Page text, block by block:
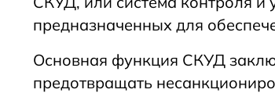
предназначенных для
Основная функция СКУД
предотвращать